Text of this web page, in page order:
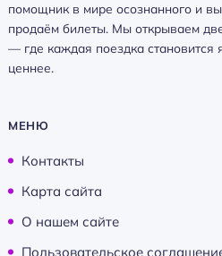
помощник в мире осознанного и
продаём билеты. Мы открываем
— где каждая поездка
ценнее.
МЕНЮ
Контакты
Карта сайта
О нашем сайте
Пользовательское